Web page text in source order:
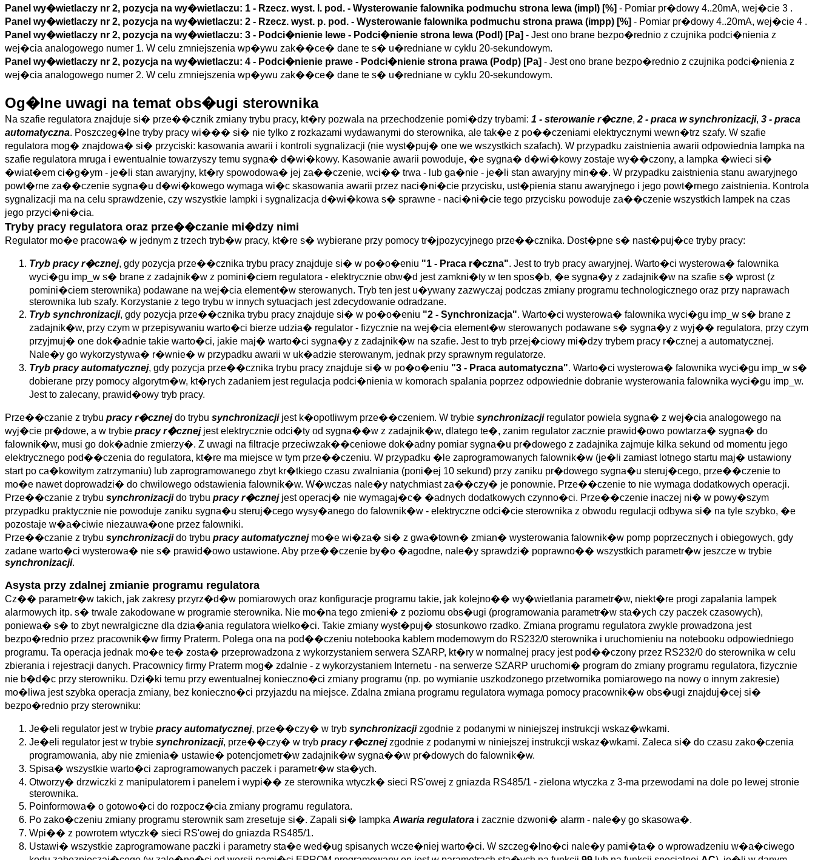
Panel wy�wietlaczy nr 2, pozycja na wy�wietlaczu: 1 - Rzecz. wyst. l. pod. - Wysterowanie falownika podmuchu strona lewa (impl ) [%] - Pomiar pr�dowy 4..20mA, wej�cie 3 .
Panel wy�wietlaczy nr 2, pozycja na wy�wietlaczu: 2 - Rzecz. wyst. p. pod. - Wysterowanie falownika podmuchu strona prawa (impp) [%] - Pomiar pr�dowy 4..20mA, wej�cie 4 .
Panel wy�wietlaczy nr 2, pozycja na wy�wietlaczu: 3 - Podci�nienie lewe - Podci�nienie strona lewa (Podl ) [Pa] - Jest ono brane bezpo�rednio z czujnika podci�nienia z
wej�cia analogowego numer 1. W celu zmniejszenia wp�ywu zak��ce� dane te s� u�redniane w cyklu 20-sekundowym.
Panel wy�wietlaczy nr 2, pozycja na wy�wietlaczu: 4 - Podci�nienie prawe - Podci�nienie strona prawa (Podp) [Pa] - Jest ono brane bezpo�rednio z czujnika podci�nienia z
wej�cia analogowego numer 2. W celu zmniejszenia wp�ywu zak��ce� dane te s� u�redniane w cyklu 20-sekundowym.
Og�lne uwagi na temat obs�ugi sterownika
Na szafie regulatora znajduje si� prze��cznik zmiany trybu pracy, kt�ry pozwala na przechodzenie pomi�dzy trybami: 1 - sterowanie r�czne, 2 - praca w synchronizacji, 3 - praca
automatyczna. Poszczeg�lne tryby pracy wi��� si� nie tylko z rozkazami wydawanymi do sterownika, ale tak�e z po��czeniami elektrycznymi wewn�trz szafy. W szafie
regulatora mog� znajdowa� si� przyciski: kasowania awarii i kontroli sygnalizacji (nie wyst�puj� one we wszystkich szafach). W przypadku zaistnienia awarii odpowiednia lampka na
szafie regulatora mruga i ewentualnie towarzyszy temu sygna� d�wi�kowy. Kasowanie awarii powoduje, �e sygna� d�wi�kowy zostaje wy��czony, a lampka �wieci si�
�wiat�em ci�g�ym - je�li stan awaryjny, kt�ry spowodowa� jej za��czenie, wci�� trwa - lub ga�nie - je�li stan awaryjny min��. W przypadku zaistnienia stanu awaryjnego
powt�rne za��czenie sygna�u d�wi�kowego wymaga wi�c skasowania awarii przez naci�ni�cie przycisku, ust�pienia stanu awaryjnego i jego powt�rnego zaistnienia. Kontrola
sygnalizacji ma na celu sprawdzenie, czy wszystkie lampki i sygnalizacja d�wi�kowa s� sprawne - naci�ni�cie tego przycisku powoduje za��czenie wszystkich lampek na czas
jego przyci�ni�cia.
Tryby pracy regulatora oraz prze��czanie mi�dzy nimi
Regulator mo�e pracowa� w jednym z trzech tryb�w pracy, kt�re s� wybierane przy pomocy tr�jpozycyjnego prze��cznika. Dost�pne s� nast�puj�ce tryby pracy:
Tryb pracy r�cznej, gdy pozycja prze��cznika trybu pracy znajduje si� w po�o�eniu "1 - Praca r�czna". Jest to tryb pracy awaryjnej. Warto�ci wysterowa� falownika
wyci�gu imp_w s� brane z zadajnik�w z pomini�ciem regulatora - elektrycznie obw�d jest zamkni�ty w ten spos�b, �e sygna�y z zadajnik�w na szafie s� wprost (z
pomini�ciem sterownika) podawane na wej�cia element�w sterowanych. Tryb ten jest u�ywany zazwyczaj podczas zmiany programu technologicznego oraz przy naprawach
sterownika lub szafy. Korzystanie z tego trybu w innych sytuacjach jest zdecydowanie odradzane.
Tryb synchronizacji, gdy pozycja prze��cznika trybu pracy znajduje si� w po�o�eniu "2 - Synchronizacja". Warto�ci wysterowa� falownika wyci�gu imp_w s� brane z
zadajnik�w, przy czym w przepisywaniu warto�ci bierze udzia� regulator - fizycznie na wej�cia element�w sterowanych podawane s� sygna�y z wyj�� regulatora, przy czym
przyjmuj� one dok�adnie takie warto�ci, jakie maj� warto�ci sygna�y z zadajnik�w na szafie. Jest to tryb przej�ciowy mi�dzy trybem pracy r�cznej a automatycznej.
Nale�y go wykorzystywa� r�wnie� w przypadku awarii w uk�adzie sterowanym, jednak przy sprawnym regulatorze.
Tryb pracy automatycznej, gdy pozycja prze��cznika trybu pracy znajduje si� w po�o�eniu "3 - Praca automatyczna". Warto�ci wysterowa� falownika wyci�gu imp_w s�
dobierane przy pomocy algorytm�w, kt�rych zadaniem jest regulacja podci�nienia w komorach spalania poprzez odpowiednie dobranie wysterowania falownika wyci�gu imp_w.
Jest to zalecany, prawid�owy tryb pracy.
Prze��czanie z trybu pracy r�cznejdo trybu synchronizacjijest k�opotliwym prze��czeniem. W trybie synchronizacjiregulator powiela sygna� z wej�cia analogowego na
wyj�cie pr�dowe, a w trybie pracy r�cznejjest elektrycznie odci�ty od sygna��w z zadajnik�w, dlatego te�, zanim regulator zacznie prawid�owo powtarza� sygna� do
falownik�w, musi go dok�adnie zmierzy�. Z uwagi na filtracje przeciwzak��ceniowe dok�adny pomiar sygna�u pr�dowego z zadajnika zajmuje kilka sekund od momentu jego
elektrycznego pod��czenia do regulatora, kt�re ma miejsce w tym prze��czeniu. W przypadku �le zaprogramowanych falownik�w (je�li zamiast lotnego startu maj� ustawiony
start po ca�kowitym zatrzymaniu) lub zaprogramowanego zbyt kr�tkiego czasu zwalniania (poni�ej 10 sekund) przy zaniku pr�dowego sygna�u steruj�cego, prze��czenie to
mo�e nawet doprowadzi� do chwilowego odstawienia falownik�w. W�wczas nale�y natychmiast za��czy� je ponownie. Prze��czenie to nie wymaga dodatkowych operacji.
Prze��czanie z trybu synchronizacjido trybu pracy r�cznejjest operacj� nie wymagaj�c� �adnych dodatkowych czynno�ci. Prze��czenie inaczej ni� w powy�szym
przypadku praktycznie nie powoduje zaniku sygna�u steruj�cego wysy�anego do falownik�w - elektryczne odci�cie sterownika z obwodu regulacji odbywa si� na tyle szybko, �e
pozostaje w�a�ciwie niezauwa�one przez falowniki.
Prze��czanie z trybu synchronizacjido trybu pracy automatycznejmo�e wi�za� si� z gwa�town� zmian� wysterowania falownik�w pomp poprzecznych i obiegowych, gdy
zadane warto�ci wysterowa� nie s� prawid�owo ustawione. Aby prze��czenie by�o �agodne, nale�y sprawdzi� poprawno�� wszystkich parametr�w jeszcze w trybie
synchronizacji.
Asysta przy zdalnej zmianie programu regulatora
Cz�� parametr�w takich, jak zakresy przyrz�d�w pomiarowych oraz konfiguracje programu takie, jak kolejno�� wy�wietlania parametr�w, niekt�re progi zapalania lampek
alarmowych itp. s� trwale zakodowane w programie sterownika. Nie mo�na tego zmieni� z poziomu obs�ugi (programowania parametr�w sta�ych czy paczek czasowych),
poniewa� s� to zbyt newralgiczne dla dzia�ania regulatora wielko�ci. Takie zmiany wyst�puj� stosunkowo rzadko. Zmiana programu regulatora zwykle prowadzona jest
bezpo�rednio przez pracownik�w firmy Praterm. Polega ona na pod��czeniu notebooka kablem modemowym do RS232/0 sterownika i uruchomieniu na notebooku odpowiedniego
programu. Ta operacja jednak mo�e te� zosta� przeprowadzona z wykorzystaniem serwera SZARP, kt�ry w normalnej pracy jest pod��czony przez RS232/0 do sterownika w celu
zbierania i rejestracji danych. Pracownicy firmy Praterm mog� zdalnie - z wykorzystaniem Internetu - na serwerze SZARP uruchomi� program do zmiany programu regulatora, fizycznie
nie b�d�c przy sterowniku. Dzi�ki temu przy ewentualnej konieczno�ci zmiany programu (np. po wymianie uszkodzonego przetwornika pomiarowego na nowy o innym zakresie)
mo�liwa jest szybka operacja zmiany, bez konieczno�ci przyjazdu na miejsce. Zdalna zmiana programu regulatora wymaga pomocy pracownik�w obs�ugi znajduj�cej si�
bezpo�rednio przy sterowniku:
Je�eli regulator jest w trybie pracy automatycznej, prze��czy� w tryb synchronizacjizgodnie z podanymi w niniejszej instrukcji wskaz�wkami.
Je�eli regulator jest w trybie synchronizacji, prze��czy� w tryb pracy r�cznejzgodnie z podanymi w niniejszej instrukcji wskaz�wkami. Zaleca si� do czasu zako�czenia
programowania, aby nie zmienia� ustawie� potencjometr�w zadajnik�w sygna��w pr�dowych do falownik�w.
Spisa� wszystkie warto�ci zaprogramowanych paczek i parametr�w sta�ych.
Otworzy� drzwiczki z manipulatorem i panelem i wypi�� ze sterownika wtyczk� sieci RS'owej z gniazda RS485/1 - zielona wtyczka z 3-ma przewodami na dole po lewej stronie
sterownika.
Poinformowa� o gotowo�ci do rozpocz�cia zmiany programu regulatora.
Po zako�czeniu zmiany programu sterownik sam zresetuje si�. Zapali si� lampka Awaria regulatora i zacznie dzwoni� alarm - nale�y go skasowa�.
Wpi�� z powrotem wtyczk� sieci RS'owej do gniazda RS485/1.
Ustawi� wszystkie zaprogramowane paczki i parametry sta�e wed�ug spisanych wcze�niej warto�ci. W szczeg�lno�ci nale�y pami�ta� o wprowadzeniu w�a�ciwego